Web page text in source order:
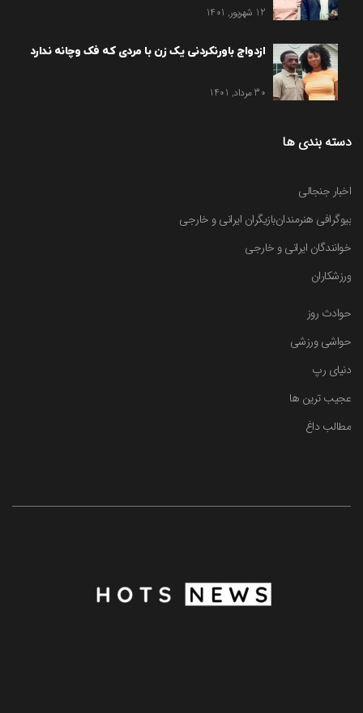
12 شهریور, 1401
ازدواج باورنکردنی یک زن با مردی که فک وچانه ندارد
30 مرداد, 1401
دسته بندی ها
اخبار جنجالی
بیوگرافی هنرمندانبازیگران ایرانی و خارجی
خوانندگان ایرانی و خارجی
ورزشکاران
حوادث روز
حواشی ورزشی
دنیای رپ
عجیب ترین ها
مطالب داغ